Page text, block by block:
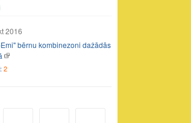
2016
bērnu kombinezoni dažādās
2